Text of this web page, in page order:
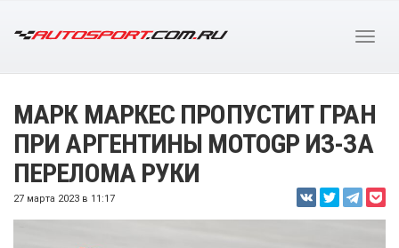
МАРК МАРКЕС ПРОПУСТИТ ГРАН
ПРИ АРГЕНТИНЫ MOTOGP ИЗ-ЗА
ПЕРЕЛОМА РУКИ
27 марта 2023 в 11:17